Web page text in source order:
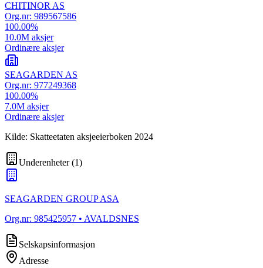
CHITINOR AS
Org.nr: 989567586
100.00%
10.0M aksjer
Ordinære aksjer
SEAGARDEN AS
Org.nr: 977249368
100.00%
7.0M aksjer
Ordinære aksjer
Kilde: Skatteetaten aksjeeierboken 2024
Underenheter(1)
SEAGARDEN GROUP ASA
Org.nr: 985425957 • AVALDSNES
Selskapsinformasjon
Adresse